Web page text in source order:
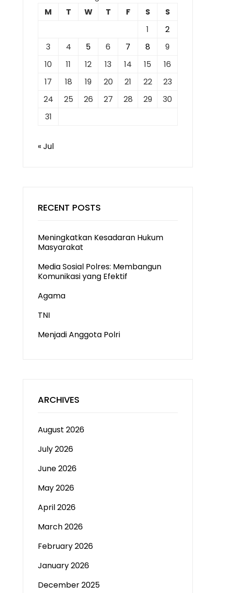
M
T W T F S
S
1
2
3
4 5 6 7 8
9
10
11 12 13 14 15
16
17
18 19 20 21 22
23
24
25 26 27 28 29
30
31
« Jul
RECENT POSTS
Meningkatkan Kesadaran Hukum
Masyarakat
Media Sosial Polres: Membangun
Komunikasi yang Efektif
Agama
TNI
Menjadi Anggota Polri
ARCHIVES
August 2026
July 2026
June 2026
May 2026
April 2026
March 2026
February 2026
January 2026
December 2025